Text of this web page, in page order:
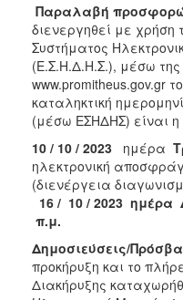
Παραλαβή
διενεργηθεί με χρήση
Συστήματος
(Ε.Σ.Η.Δ.Η.Σ.), μέσω της
www.promitheus.gov.gr
καταληκτική
(μέσω ΕΣΗΔΗΣ) είναι η
10 / 10 / 2023 ημέρα
ηλεκτρονική
(διενέργεια
16 / 10 / 2023
π.μ.
Δημοσιεύσεις/
προκήρυξη και το
Διακήρυξης